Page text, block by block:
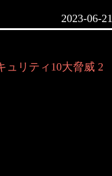
2023-06-21
ュリティ10大脅威 2